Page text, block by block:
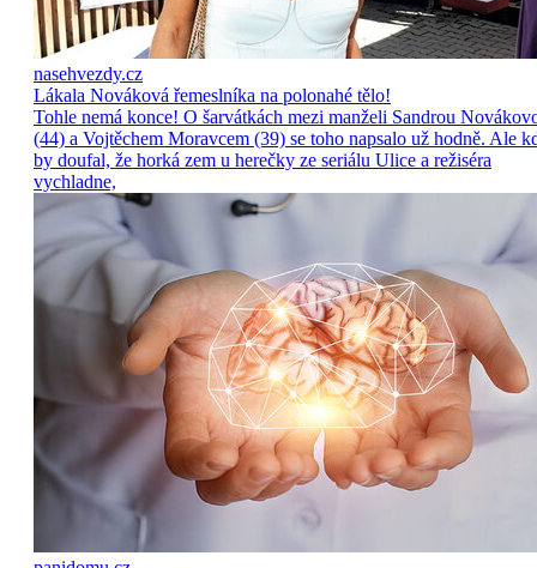
nasehvezdy.cz
Lákala Nováková řemeslníka na polonahé tělo!
Tohle nemá konce! O šarvátkách mezi manželi Sandrou
(44) a Vojtěchem Moravcem (39) se toho napsalo už hodně. Ale
by doufal, že horká zem u herečky ze seriálu Ulice a režiséra
vychladne,